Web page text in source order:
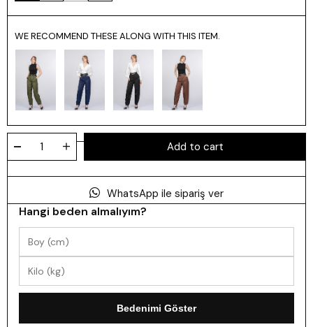
WE RECOMMEND THESE ALONG WITH THIS ITEM.
WhatsApp ile sipariş ver
Hangi beden almalıyım?
Bedenimi Göster